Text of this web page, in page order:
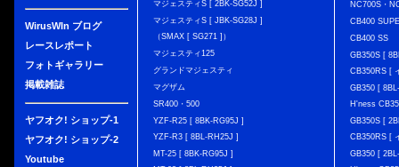
WirusWIn ブログ
レースレポート
フォトギャラリー
掲載雑誌
ヤフオク! ショップ-1
ヤフオク! ショップ-2
Youtube
マジェスティS [ 2BK-SG52J ]
マジェスティS [ JBK-SG28J ]
（SMAX [ SG271 ]）
マジェスティ125
グランドマジェスティ
マグザム
SR400・500
YZF-R25 [ 8BK-RG95J ]
YZF-R3 [ 8BL-RH25J ]
MT-25 [ 8BK-RG95J ]
NC700S・
CB400
CB400 SS
GB350S [
CB350RS [
GB350 [
H'ness
GB350S [
CB350RS [
GB350 [